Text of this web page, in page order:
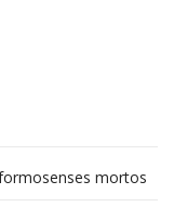
mortos